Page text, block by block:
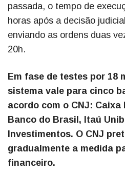
passada, o tempo de
horas após a decisão
enviando as ordens duas
20h.
Em fase de testes por 18
sistema vale para cinco
acordo com o CNJ: Caixa
Banco do Brasil, Itaú
Investimentos. O CNJ
gradualmente a medida
financeiro.